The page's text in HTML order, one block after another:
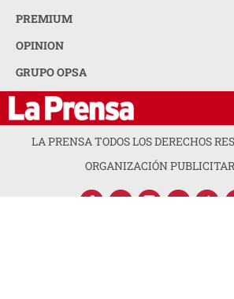
PREMIUM
OPINION
GRUPO OPSA
LA PRENSA TODOS LOS DERECHOS
ORGANIZACIÓN